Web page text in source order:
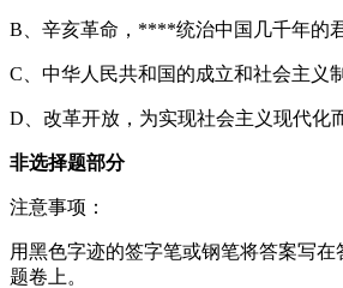
B、辛亥革命，****统治中国几千年的
C、中华人民共和国的成立和社会主义
D、改革开放，为实现社会主义现代化
非选择题部分
注意事项：
用黑色字迹的签字笔或钢笔将答案写
题卷上。